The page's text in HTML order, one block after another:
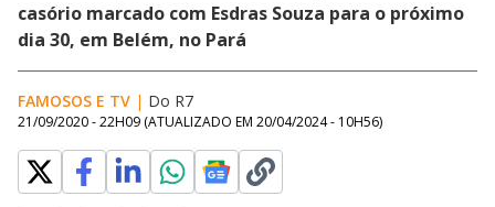
casório marcado com Esdras Souza para o próximo
dia 30, em Belém, no Pará
FAMOSOS E TV | Do R7
21/09/2020 - 22H09 (ATUALIZADO EM 20/04/2024 - 10H56)